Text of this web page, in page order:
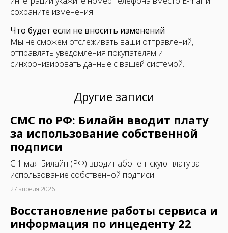
сохраните изменения.
Что будет если не вносить изменений
Мы не сможем отслеживать ваши отправлений,
отправлять уведомления покупателям и
синхронизировать данные с вашей системой.
Другие записи
СМС по РФ: Билайн вводит плату
за использование собственной
подписи
C 1 мая Билайн (РФ) вводит абонентскую плату за
использование собственной подписи
27 апреля 2026
Восстановление работы сервиса и
информация по инцеденту 22